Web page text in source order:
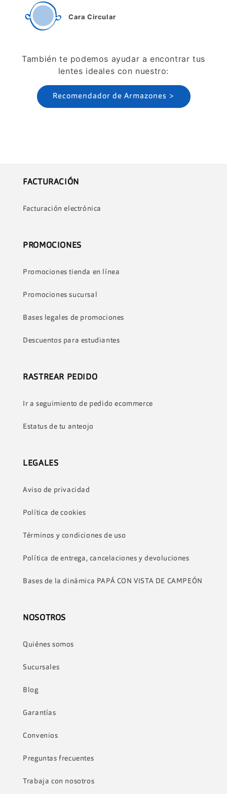
Cara Circular
También te podemos ayudar a encontrar tus
lentes ideales con nuestro:
Recomendador de Armazones >
FACTURACIÓN
Facturación electrónica
PROMOCIONES
Promociones tienda en línea
Promociones sucursal
Bases legales de promociones
Descuentos para estudiantes
RASTREAR PEDIDO
Ir a seguimiento de pedido ecommerce
Estatus de tu anteojo
LEGALES
Aviso de privacidad
Política de cookies
Términos y condiciones de uso
Política de entrega, cancelaciones y devoluciones
Bases de la dinámica PAPÁ CON VISTA DE CAMPEÓN
NOSOTROS
Quiénes somos
Sucursales
Blog
Garantías
Convenios
Preguntas frecuentes
Trabaja con nosotros